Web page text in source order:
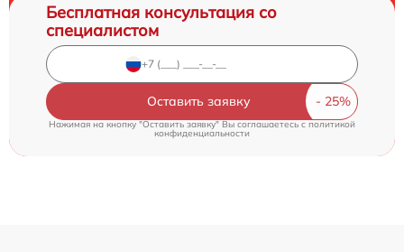
Бесплатная консультация со
специалистом
Оставить заявку
Нажимая на кнопку "Оставить заявку" Вы соглашаетесь cполитикой
конфиденциальности